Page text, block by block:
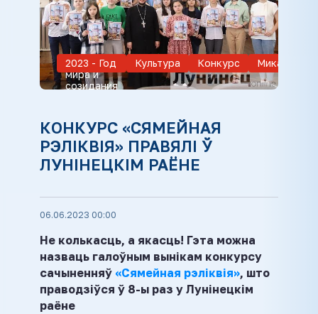
2023 - Год
мира и
созидания
Культура Конкурс
КОНКУРС «СЯМЕЙНАЯ
РЭЛІКВІЯ» ПРАВЯЛІ Ў
ЛУНІНЕЦКІМ РАЁНЕ
06.06.2023 00:00
Не колькасць, а якасць! Гэта можна
назваць галоўным вынікам конкурсу
сачыненняў «Сямейная рэліквія», што
праводзіўся ў 8-ы раз у Лунінецкім
раёне